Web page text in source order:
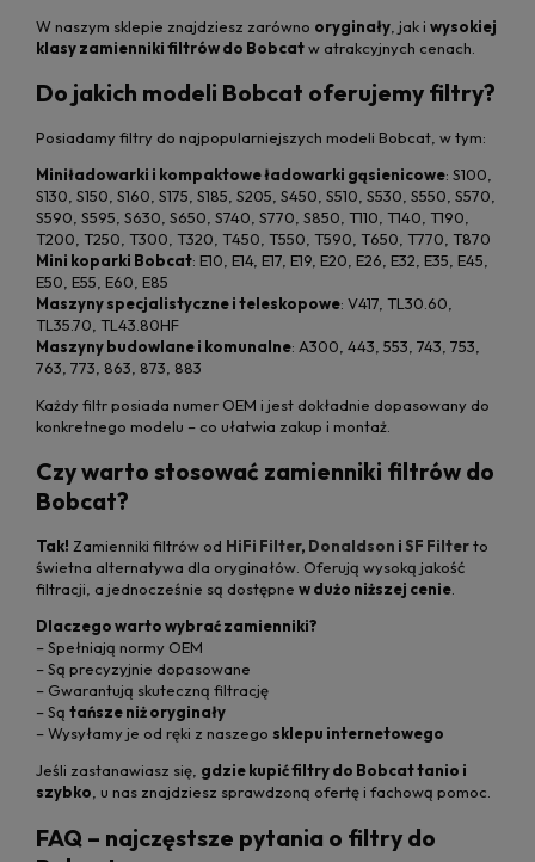
W naszym sklepie znajdziesz zarówno oryginały , jak i wysokiej
klasy zamienniki filtrów do Bobcatw atrakcyjnych cenach.
Do jakich modeli Bobcat oferujemy filtry?
Posiadamy filtry do najpopularniejszych modeli Bobcat, w tym:
Miniładowarki i kompaktowe ładowarki gąsienicowe: S100,
S130, S150, S160, S175, S185, S205, S450, S510, S530, S550, S570,
S590, S595, S630, S650, S740, S770, S850, T110, T140, T190,
T200, T250, T300, T320, T450, T550, T590, T650, T770, T870
Mini koparki Bobcat: E10, E14, E17, E19, E20, E26, E32, E35, E45,
E50, E55, E60, E85
Maszyny specjalistyczne i teleskopowe: V417, TL30.60,
TL35.70, TL43.80HF
Maszyny budowlane i komunalne: A300, 443, 553, 743, 753,
763, 773, 863, 873, 883
Każdy filtr posiada numer OEM i jest dokładnie dopasowany do
konkretnego modelu – co ułatwia zakup i montaż.
Czy warto stosować zamienniki filtrów do
Bobcat?
Tak! Zamienniki filtrów od HiFi Filter, Donaldson iSF Filterto
świetna alternatywa dla oryginałów. Oferują wysoką jakość
filtracji, a jednocześnie są dostępne w dużo niższej cenie.
Dlaczego warto wybrać zamienniki?
– Spełniają normy OEM
– Są precyzyjnie dopasowane
– Gwarantują skuteczną filtrację
– Są tańsze niż oryginały
– Wysyłamy je od ręki z naszego sklepu internetowego
Jeśli zastanawiasz się, gdzie kupić filtry do Bobcat tanio i
szybko, u nas znajdziesz sprawdzoną ofertę i fachową pomoc.
FAQ – najczęstsze pytania o filtry do